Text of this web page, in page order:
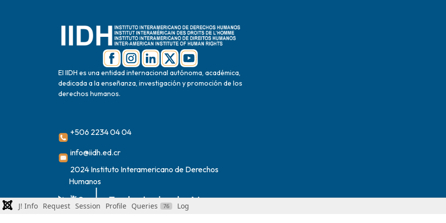
El IIDH es una entidad internacional autónoma, académica,
dedicada a la enseñanza, investigación y promoción de los
derechos humanos.
+506 2234 04 04
info@iidh.ed.cr
2024 Instituto Interamericano de Derechos
Humanos
J! Info Request Session Profile Queries 76 Log